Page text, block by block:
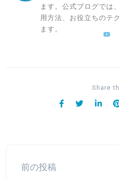
ます。公式ブログでは
用方法、お役立ちのテ
ます。
Share
前の投稿